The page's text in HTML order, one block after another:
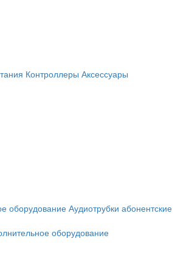
Контроллеры Аксессуары
оборудование Аудиотрубки абонентские
оборудование